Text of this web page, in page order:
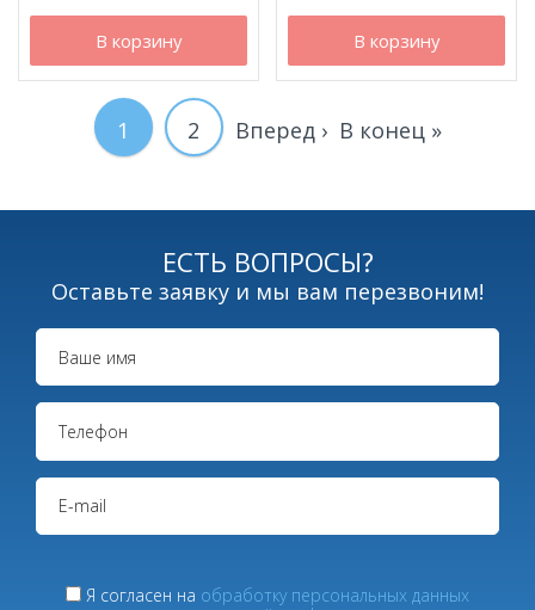
В корзину В корзину
НумерацияТекущая
1 Page
2 Следующая
Вперед › Последняя
В конец »
ЕСТЬ ВОПРОСЫ?
Оставьте заявку и мы вам перезвоним!
Я согласен на обработку персональных данных